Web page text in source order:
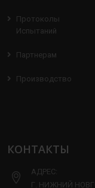
Протоколы
Испытаний
Партнерам
Производство
КОНТАКТЫ
АДРЕС:
Г. НИЖНИЙ